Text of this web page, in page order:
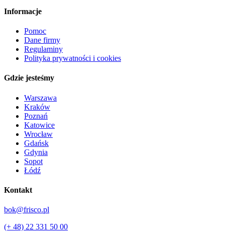
Informacje
Pomoc
Dane firmy
Regulaminy
Polityka prywatności i cookies
Gdzie jesteśmy
Warszawa
Kraków
Poznań
Katowice
Wrocław
Gdańsk
Gdynia
Sopot
Łódź
Kontakt
bok@frisco.pl
(+ 48) 22 331 50 00